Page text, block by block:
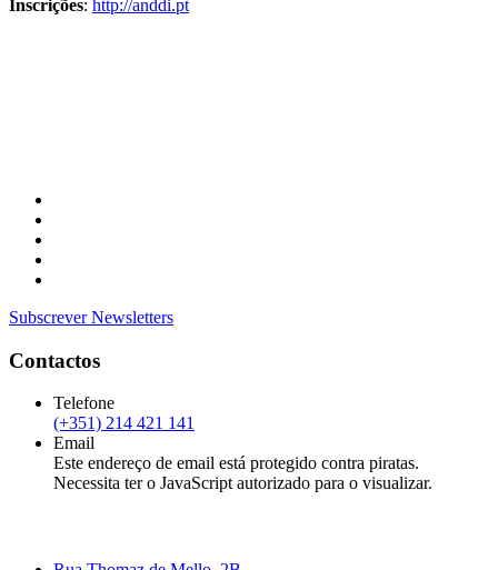
Inscrições: http://anddi.pt
Subscrever Newsletters
Contactos
Telefone
(+351) 214 421 141
Email
Este endereço de email está protegido contra piratas.
Necessita ter o JavaScript autorizado para o visualizar.